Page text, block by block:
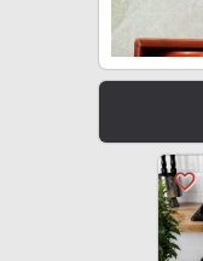
favorite_border